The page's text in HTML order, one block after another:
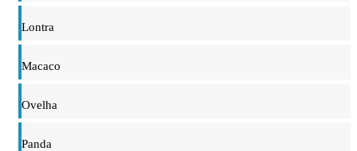
Lontra
Macaco
Ovelha
Panda